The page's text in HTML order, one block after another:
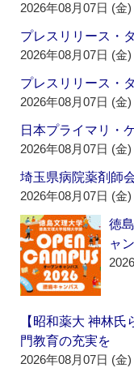
2026年08月07日 (金)
プレスリリース・
2026年08月07日 (金)
プレスリリース・
2026年08月07日 (金)
日本プライマリ
2026年08月07日 (金)
埼玉県病院薬剤
2026年08月07日 (金)
徳
ャ
【昭和薬大 神林
門教育の充実を
2026年08月07日 (金)